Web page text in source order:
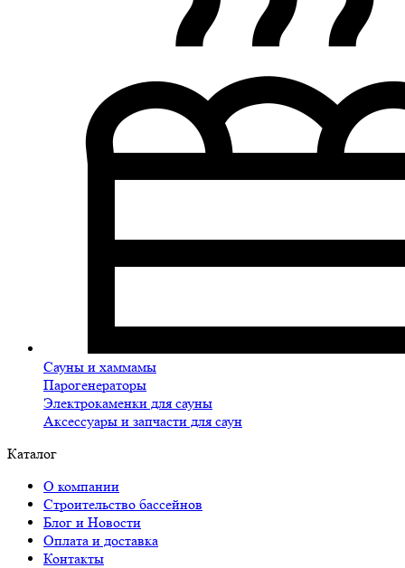
Сауны и хаммамы
Парогенераторы
Электрокаменки для сауны
Аксессуары и запчасти для саун
Каталог
О компании
Строительство бассейнов
Блог и Новости
Оплата и доставка
Контакты